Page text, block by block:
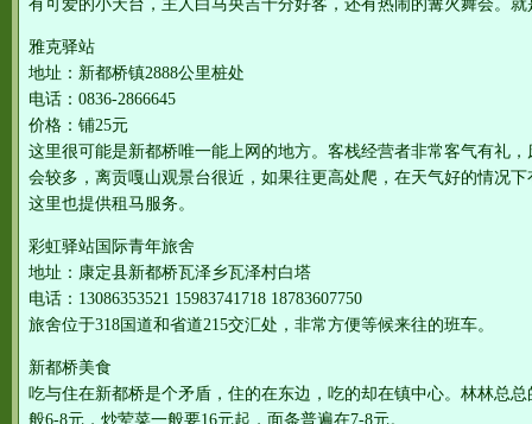
有可爱的小天台，主人白马央吉十分好客，还有热闹的篝火舞会。
雅克驿站
地址：新都桥镇2888公里桩处
电话：0836-2866645
价格：铺25元
这里很可能是新都桥唯一能上网的地方。客栈经营者非常客气有礼
会较多，离贡嘎山观景台很近，如果往更高处爬，在天气好的情况
这里也提供租马服务。
彩虹驿站国际青年旅舍
地址：康定县新都桥瓦泽乡瓦泽村白塔
电话：13086353521 15983741718 18783607750
旅舍位于318国道和省道215交汇处，非常方便等候来往的班车。
新都桥美食
吃与住在新都桥是个矛盾，住的在东边，吃的却在镇中心。林林总
般6-8元，炒荤菜一般要16元起，面条普遍在7-8元。